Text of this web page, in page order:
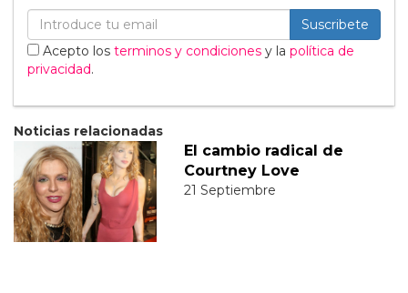
Suscribete
Acepto los terminos y condiciones y la política de
privacidad.
Noticias relacionadas
El cambio radical de
Courtney Love
21 Septiembre